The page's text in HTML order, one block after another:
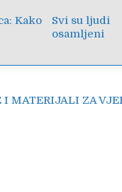
Kako
Svi su ljudi
osamljeni
MATERIJALI ZA